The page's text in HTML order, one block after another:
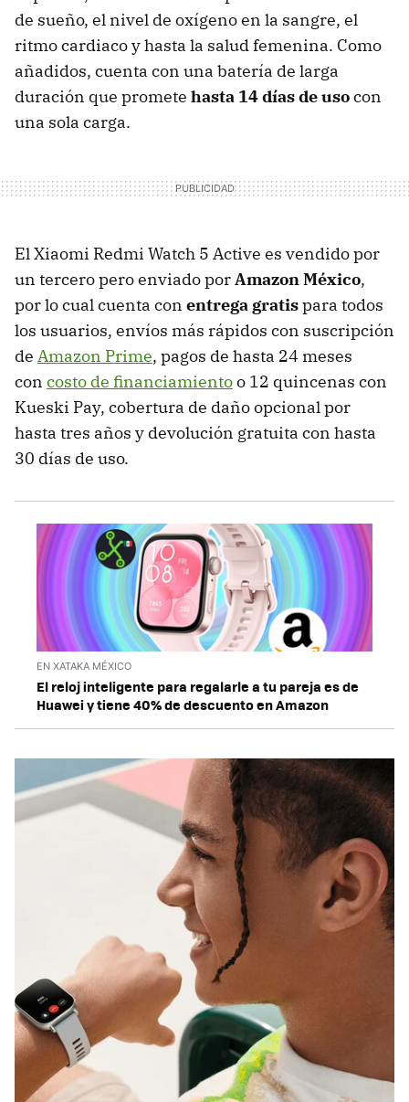
de sueño, el nivel de oxígeno en la sangre, el
ritmo cardiaco y hasta la salud femenina. Como
añadidos, cuenta con una batería de larga
duración que promete hasta 14 días de usocon
una sola carga.
El Xiaomi Redmi Watch 5 Active es vendido por
un tercero pero enviado porAmazon México,
por lo cual cuenta con entrega gratispara todos
los usuarios, envíos más rápidos con suscripción
de Amazon Prime, pagos de hasta 24 meses
con costo de financiamientoo 12 quincenas con
Kueski Pay, cobertura de daño opcional por
hasta tres años y devolución gratuita con hasta
30 días de uso.
EN XATAKA MÉXICO
El reloj inteligente para regalarle a tu pareja es de
Huawei y tiene 40% de descuento en Amazon